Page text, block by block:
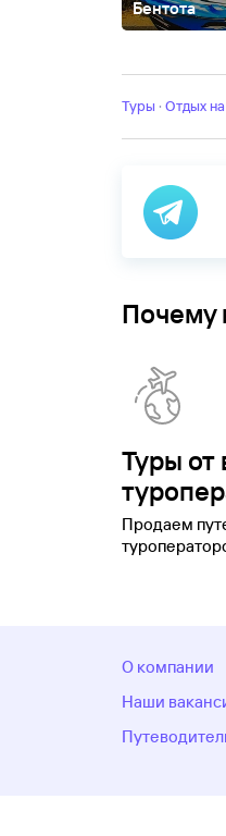
Бентота
Туры · Отдых
Почему
Туры от
Продаем
О компании
Наши